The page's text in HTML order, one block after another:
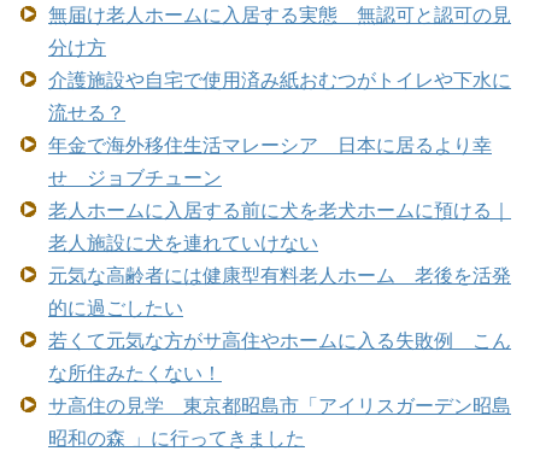
無届け老人ホームに入居する実態 無認可と認可の見
分け方
介護施設や自宅で使用済み紙おむつがトイレや下水に
流せる？
年金で海外移住生活マレーシア 日本に居るより幸
せ ジョブチューン
老人ホームに入居する前に犬を老犬ホームに預ける｜
老人施設に犬を連れていけない
元気な高齢者には健康型有料老人ホーム 老後を活発
的に過ごしたい
若くて元気な方がサ高住やホームに入る失敗例 こん
な所住みたくない！
サ高住の見学 東京都昭島市「アイリスガーデン昭島
昭和の森 」に行ってきました